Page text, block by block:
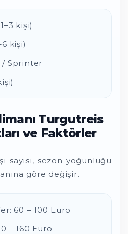
kişi)
kişi)
/ Sprinter
Turgutreis
ve Faktörler
sayısı, sezon yoğunluğu
göre değişir.
60 – 100 Euro
– 160 Euro